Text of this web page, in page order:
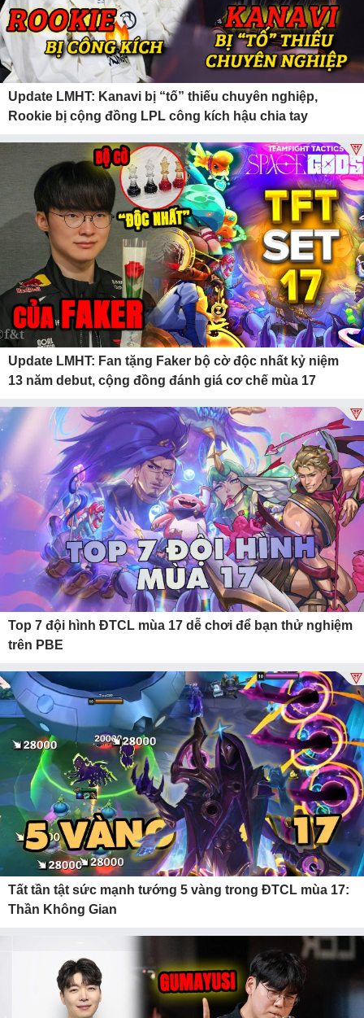
Update LMHT: Kanavi bị “tố” thiếu chuyên nghiệp,
Rookie bị cộng đồng LPL công kích hậu chia tay
Update LMHT: Fan tặng Faker bộ cờ độc nhất kỷ niệm
13 năm debut, cộng đồng đánh giá cơ chế mùa 17
Top 7 đội hình ĐTCL mùa 17 dễ chơi để bạn thử nghiệm
trên PBE
Tất tần tật sức mạnh tướng 5 vàng trong ĐTCL mùa 17:
Thần Không Gian